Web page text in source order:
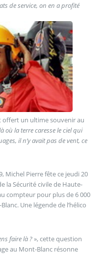
de service, on en a profité
offert un ultime souvenir au
où la terre caresse le ciel qui
il n’y avait pas de vent, ce
Michel Pierre fête ce jeudi 20
la Sécurité civile de Haute-
compteur pour plus de 6 000
Une légende de l’hélico
faire là ?», cette question
au Mont-Blanc résonne